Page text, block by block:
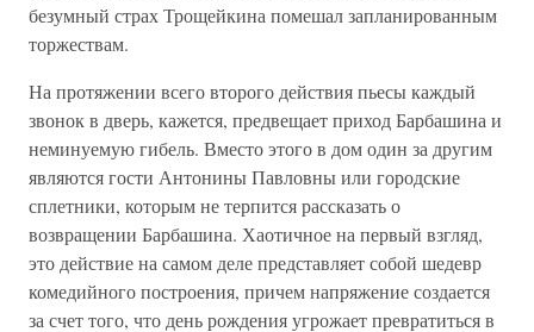
безумный страх Трощейкина помешал запланированным
торжествам.
На протяжении всего второго действия пьесы каждый
звонок в дверь, кажется, предвещает приход Барбашина и
неминуемую гибель. Вместо этого в дом один за другим
являются гости Антонины Павловны или городские
сплетники, которым не терпится рассказать о
возвращении Барбашина. Хаотичное на первый взгляд,
это действие на самом деле представляет собой шедевр
комедийного построения, причем напряжение создается
за счет того, что день рождения угрожает превратиться в